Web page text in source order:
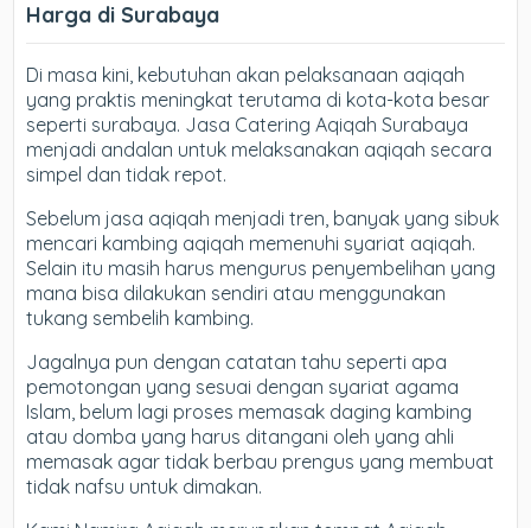
Harga di Surabaya
Di masa kini, kebutuhan akan pelaksanaan aqiqah
yang praktis meningkat terutama di kota-kota besar
seperti surabaya. Jasa Catering Aqiqah Surabaya
menjadi andalan untuk melaksanakan aqiqah secara
simpel dan tidak repot.
Sebelum jasa aqiqah menjadi tren, banyak yang sibuk
mencari kambing aqiqah memenuhi syariat aqiqah.
Selain itu masih harus mengurus penyembelihan yang
mana bisa dilakukan sendiri atau menggunakan
tukang sembelih kambing.
Jagalnya pun dengan catatan tahu seperti apa
pemotongan yang sesuai dengan syariat agama
Islam, belum lagi proses memasak daging kambing
atau domba yang harus ditangani oleh yang ahli
memasak agar tidak berbau prengus yang membuat
tidak nafsu untuk dimakan.